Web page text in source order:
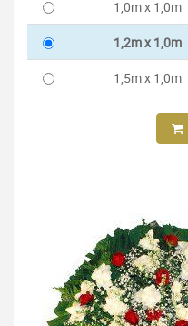
1,0m x 1,0m
1,2m x 1,0m
1,5m x 1,0m